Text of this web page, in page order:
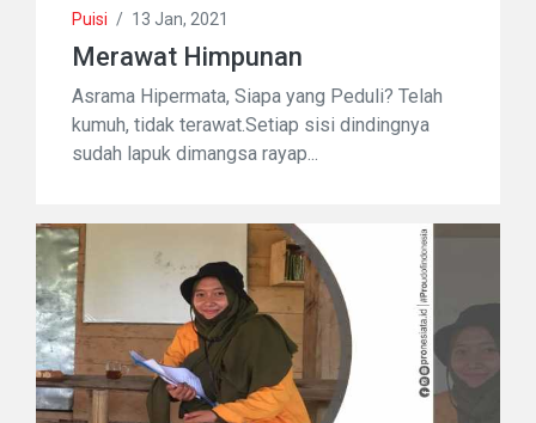
Puisi / 13 Jan, 2021
Merawat Himpunan
Asrama Hipermata, Siapa yang Peduli? Telah
kumuh, tidak terawat.Setiap sisi dindingnya
sudah lapuk dimangsa rayap...